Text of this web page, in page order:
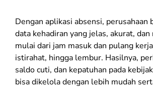
Dengan aplikasi absensi, perusahaan
data kehadiran yang jelas, akurat, dan
mulai dari jam masuk dan pulang
istirahat, hingga lembur. Hasilnya,
saldo cuti, dan kepatuhan pada
bisa dikelola dengan lebih mudah